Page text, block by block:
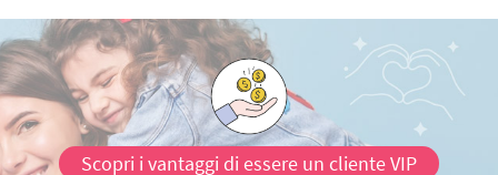
Scopri i vantaggi di essere un cliente VIP